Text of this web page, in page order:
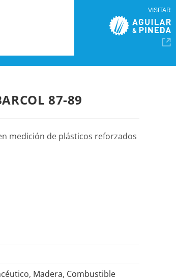
VISITAR
87-89
medición de plásticos reforzados
, Madera, Combustible